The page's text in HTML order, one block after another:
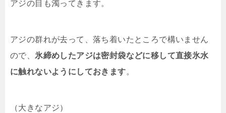
アジの目も濁ってきます。
アジの群れが去って、落ち着いたところで構いません
ので、 氷締めしたアジは密封袋などに移して直接氷水
に触れないようにしておきます。
（大きなアジ）